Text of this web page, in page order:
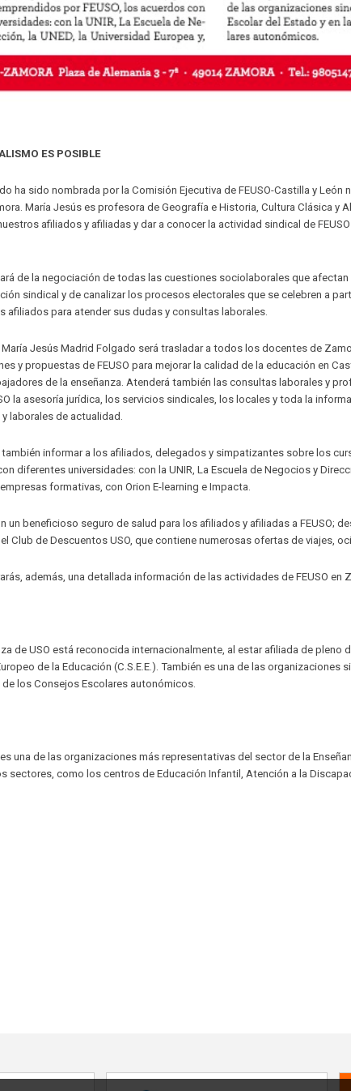
ES POSIBLE
ha sido nombrada por la Comisión Ejecutiva de FEUSO-Castilla y León
María Jesús es profesora de Geografía e Historia, Cultura Clásica y
afiliados y afiliadas y dar a conocer la actividad sindical de
de la negociación de todas las cuestiones sociolaborales que
sindical y de canalizar los procesos electorales que se celebren a
afiliados para atender sus dudas y consultas laborales.
Jesús Madrid Folgado será trasladar a todos los docentes de
y propuestas de FEUSO para mejorar la calidad de la educación en
de la enseñanza. Atenderá también las consultas laborales y
la asesoría jurídica, los servicios sindicales, los locales y toda la
laborales de actualidad.
informar a los afiliados, delegados y simpatizantes sobre los
diferentes universidades: con la UNIR, La Escuela de Negocios y
formativas, con Orion E-learning e Impacta.
un beneficioso seguro de salud para los afiliados y afiliadas a FEUSO;
Club de Descuentos USO, que contiene numerosas ofertas de viajes,
además, una detallada información de las actividades de FEUSO en
de USO está reconocida internacionalmente, al estar afiliada de pleno
de la Educación (C.S.E.E.). También es una de las organizaciones
los Consejos Escolares autonómicos.
es una de las organizaciones más representativas del sector de la
sectores, como los centros de Educación Infantil, Atención a la